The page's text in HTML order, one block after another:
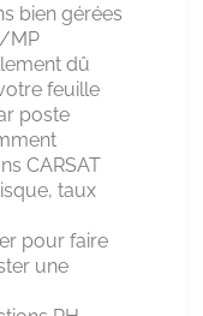
bien gérées
MP
dû
feuille
poste
CARSAT
taux
pour faire
une